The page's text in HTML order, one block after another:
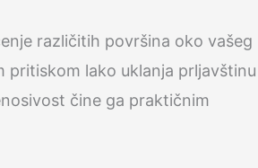
različitih površina oko vašeg
lako uklanja prljavštinu
čine ga praktičnim